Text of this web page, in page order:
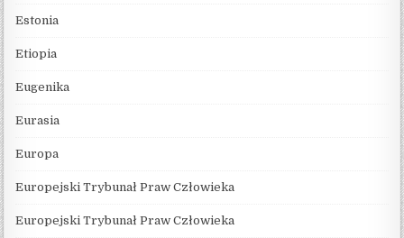
Estonia
Etiopia
Eugenika
Eurasia
Europa
Europejski Trybunał Praw Człowieka
Europejski Trybunał Praw Człowieka